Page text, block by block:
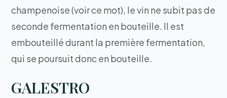
champenoise (voir ce mot), le vin ne subit pas de
seconde fermentation en bouteille. Il est
embouteillé durant la première fermentation,
qui se poursuit donc en bouteille.
GALESTRO